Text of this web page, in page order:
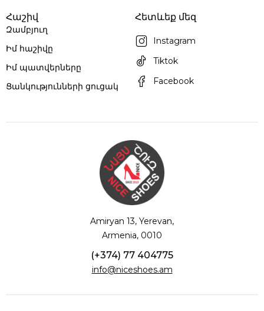
Հաշիվ
Զամբյուղ
Իմ հաշիվը
Իմ պատվերները
Ցանկությունների ցուցակ
Հետևեք մեզ
Instagram
Tiktok
Facebook
Amiryan 13, Yerevan,
Armenia, 0010
(+374) 77 404775
info@niceshoes.am